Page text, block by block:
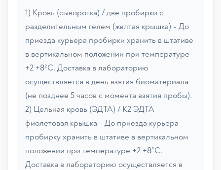
1) Кровь (сыворотка) / две пробирки с
разделительным гелем (желтая крышка) - До
приезда курьера пробирки хранить в штативе
в вертикальном положении при температуре
+2 +8ºС. Доставка в лабораторию
осуществляется в день взятия биоматериала
(не позднее 5 часов с момента взятия пробы).
2) Цельная кровь (ЭДТА) / К2 ЭДТА
фиолетовая крышка - До приезда курьера
пробирку хранить в штативе в вертикальном
положении при температуре +2 +8ºС.
Доставка в лабораторию осуществляется в